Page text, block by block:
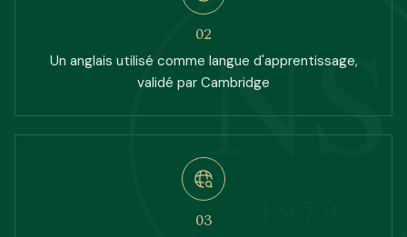
NS
02
Un anglais utilisé comme langue d'apprentissage,
validé par Cambridge
03